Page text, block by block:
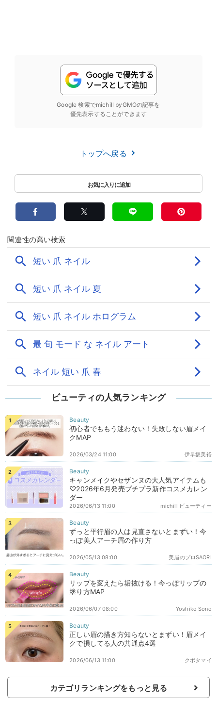
Google 検索でmichill byGMOの記事を
優先表示することができます
トップへ戻る
ビューティの人気ランキング
初心者でももう迷わない！失敗しない眉メイ
クMAP
伊早坂美裕
2026/03/24 11:00
キャンメイクやセザンヌの大人気アイテムも
♡2026年6月発売プチプラ新作コスメカレン
ダー
michill ビューティー
2026/06/13 11:00
ずっと平行眉の人は見直さないとまずい！今
っぽ美人アーチ眉の作り方
美眉のプロSAORI
2026/05/13 08:00
リップを変えたら垢抜ける！今っぽリップの
塗り方MAP
Yoshiko Sono
2026/06/07 08:00
正しい眉の描き方知らないとまずい！眉メイ
クで損してる人の共通点4選
クボタマイ
2026/06/13 11:00
カテゴリランキングをもっと見る